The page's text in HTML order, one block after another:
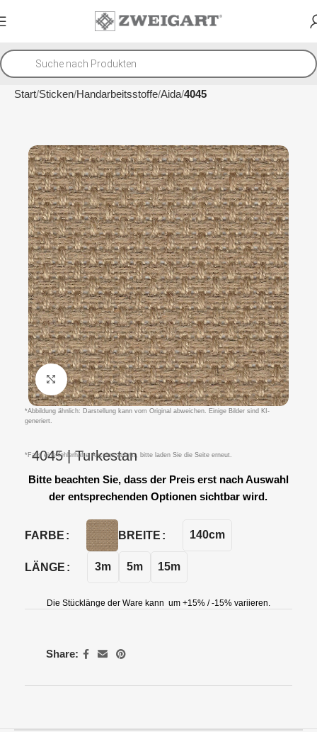
Start Sticken Handarbeitsstoffe Aida 4045
Klicken um zu vergrößern
*Abbildung ähnlich: Darstellung kann vom Original abweichen. Einige Bilder sind KI-
generiert.
4045 | Turkestan
*Falls eine fehlerhafte Anzeige auftritt, bitte laden Sie die Seite erneut.
Bitte beachten Sie, dass der Preis erst nach Auswahl
der entsprechenden Optionen sichtbar wird.
FARBE BREITE 140cm
LÄNGE 3m 5m 15m
Die Stücklänge der Ware kann um +15% / -15% variieren.
Share: